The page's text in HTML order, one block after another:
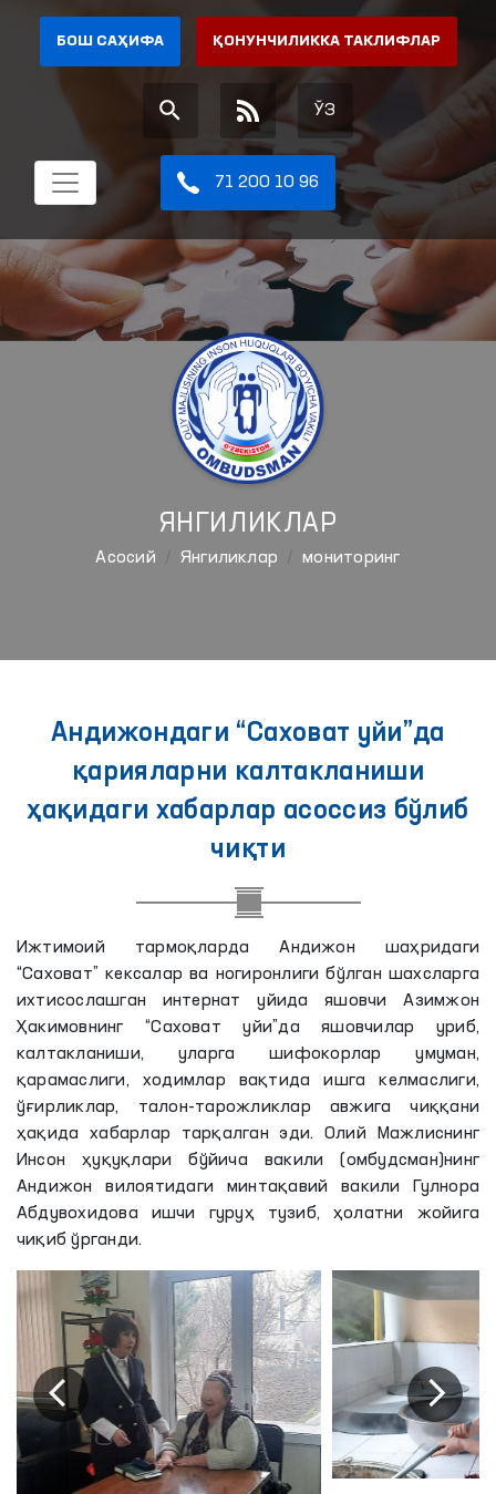
БОШ САҲИФА ҚОНУНЧИЛИККА ТАКЛИФЛАР
ЎЗ
71 200 10 96
ЯНГИЛИКЛАР
Aсосий Янгиликлар мониторинг
Андижондаги “Саховат уйи”да
қарияларни калтакланиши
ҳақидаги хабарлар асоссиз бўлиб
чиқти
Ижтимоий тармоқларда Андижон шаҳридаги
“Саховат” кексалар ва ногиронлиги бўлган шахсларга
ихтисослашган интернат уйида яшовчи Азимжон
Ҳакимовнинг “Саховат уйи”да яшовчилар уриб,
калтакланиши, уларга шифокорлар умуман,
қарамаслиги, ходимлар вақтида ишга келмаслиги,
ўғирликлар, талон-тарожликлар авжига чиққани
ҳақида хабарлар тарқалган эди. Олий Мажлиснинг
Инсон ҳуқуқлари бўйича вакили (омбудсман)нинг
Андижон вилоятидаги минтақавий вакили Гулнора
Абдувохидова ишчи гуруҳ тузиб, ҳолатни жойига
чиқиб ўрганди.